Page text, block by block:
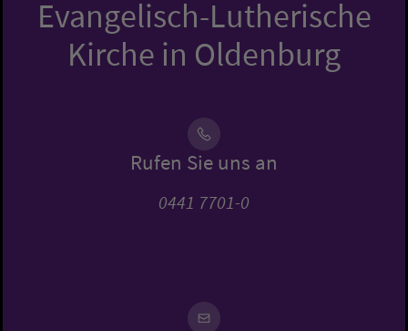
Evangelisch-Lutherische
Kirche in Oldenburg
Rufen Sie uns an
0441 7701-0